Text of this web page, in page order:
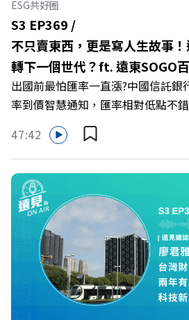
https://gvmkt.pse.is/9al3px ✨關注
LINE：https://reurl.cc/A4ELQp IG：
https://bit.ly/3AjBWNV YT：
Powered by Firstory Hosting
ESG共好圈
S3 EP369 /
不只賣東西，更是寫人生故事
轉下一個世代？ft. 遠東SOGO
出國前最怕匯率一直漲?中國信託銀
率到價智慧通知，匯率相對低點不
最高減3分等優惠 立即設定：
投資外幣如幣別轉換可能產生匯兌
況審慎投資。 完整注意事項詳見
Firstory Podcast 廣告 —— 在永續減
職場的變革浪潮下，傳統大流量、
何轉型突圍？ 本集《遠見ON AIR》
董事長黃晴雯，帶你解析遠東
造出兼顧企業獲利與社會共好的綠
從單純百貨專櫃轉型為有溫度的利
零售業如何落實「EP100」能效倍
嬰留停、男同仁樂意成家！驚豔業
47:42